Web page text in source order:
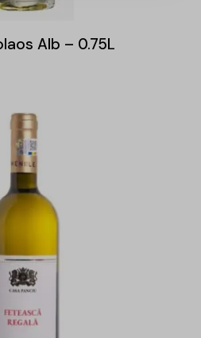
Alb – 0.75L